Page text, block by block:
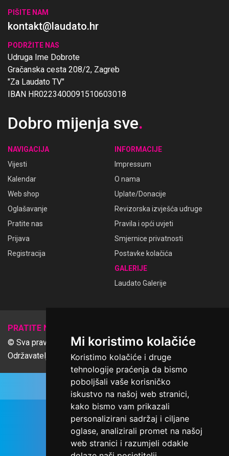
Mi koristimo kolačiće
Koristimo kolačiće i druge
tehnologije praćenja da bismo
poboljšali vaše korisničko
iskustvo na našoj web stranici,
kako bismo vam prikazali
personalizirani sadržaj i ciljane
oglase, analizirali promet na našoj
web stranici i razumjeli odakle
PIŠITE NAM
kontakt@laudato.hr
PODRŽITE NAS
Udruga Ime Dobrote
Gračanska cesta 208/2, Zagreb
"Za Laudato TV"
IBAN HR0223400091510603018
Dobro mijenja sve.
NAVIGACIJA
Vijesti
Kalendar
Web shop
Oglašavanje
Pratite nas
Prijava
Registracija
INFORMACIJE
Impressum
O nama
Uplate/Donacije
Revizorska izvješća udruge
Pravila i opći uvjeti
Smjernice privatnosti
Postavke kolačića
GALERIJE
Laudato Galerije
PRATITE NAS
© Sva prava pridržana Udruga Ime dobrote
Održavatelj Netcom d.o.o., Riva 6, Rijeka